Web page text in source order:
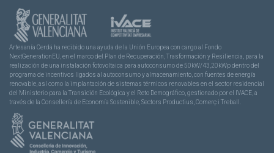
Artesanía Cerdá ha recibido una ayuda de la Unión Europea con cargo al Fondo
NextGenerationEU, en el marco del Plan de Recuperación, Trasformación y Resiliencia, para la
realización de una instalación fotovoltaica para autoconsumo de 50kW/43,20kWp dentro del
programa de incentivos ligados al autoconsumo y almacenamiento, con fuentes de energía
renovable, así como la implantación de sistemas térmicos renovables en el sector residencial
del Ministerio para la Transición Ecológica y el Reto Demográfico, gestionado por el IVACE, a
través de la Consellería de Economía Sostenible, Sectors Productius, Comerç i Treball.